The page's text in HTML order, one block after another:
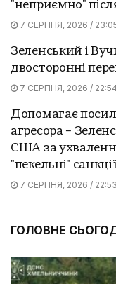
"неприємно"
7 СЕРПНЯ, 2026 /
Зеленський і
двосторонні
7 СЕРПНЯ, 2026 / 22:54
Допомагає
агресора –
США за
"пекельні"
7 СЕРПНЯ, 2026 / 22:53
ГОЛОВНЕ